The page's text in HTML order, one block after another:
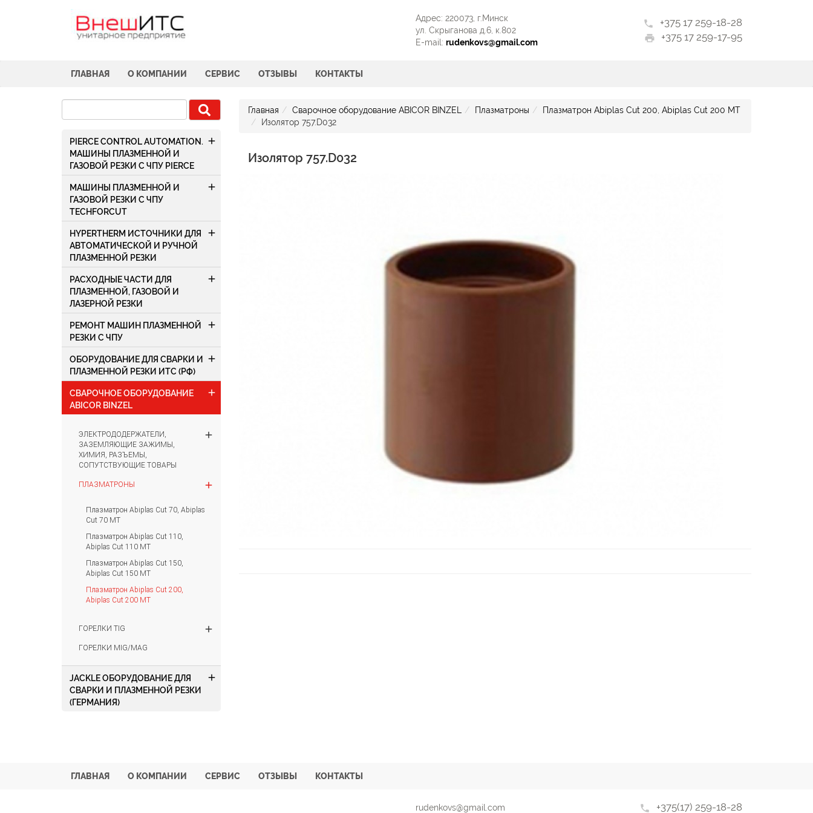
Адрес: 220073, г.Минск
ул. Скрыганова д.6, к.802
E-mail: rudenkovs@gmail.com
phone +375 17 259-18-28
print +375 17 259-17-95
ГЛАВНАЯ О КОМПАНИИ СЕРВИС ОТЗЫВЫ КОНТАКТЫ
PIERCE CONTROL AUTOMATION.
МАШИНЫ ПЛАЗМЕННОЙ И
ГАЗОВОЙ РЕЗКИ С ЧПУ PIERCE
add
МАШИНЫ ПЛАЗМЕННОЙ И
ГАЗОВОЙ РЕЗКИ С ЧПУ
TECHFORCUT
add
HYPERTHERM ИСТОЧНИКИ ДЛЯ
АВТОМАТИЧЕСКОЙ И РУЧНОЙ
ПЛАЗМЕННОЙ РЕЗКИ
add
РАСХОДНЫЕ ЧАСТИ ДЛЯ
ПЛАЗМЕННОЙ, ГАЗОВОЙ И
ЛАЗЕРНОЙ РЕЗКИ
add
РЕМОНТ МАШИН ПЛАЗМЕННОЙ
РЕЗКИ С ЧПУ
add
ОБОРУДОВАНИЕ ДЛЯ СВАРКИ И
ПЛАЗМЕННОЙ РЕЗКИ ИТС (РФ)
add
СВАРОЧНОЕ ОБОРУДОВАНИЕ
ABICOR BINZEL
add
ЭЛЕКТРОДОДЕРЖАТЕЛИ,
ЗАЗЕМЛЯЮЩИЕ ЗАЖИМЫ,
ХИМИЯ, РАЗЪЕМЫ,
СОПУТСТВУЮЩИЕ ТОВАРЫ
add
ПЛАЗМАТРОНЫ add
Плазматрон Abiplas Cut 70, Abiplas
Cut 70 MT
Плазматрон Abiplas Cut 110,
Abiplas Cut 110 MT
Плазматрон Abiplas Cut 150,
Abiplas Cut 150 MT
Плазматрон Abiplas Cut 200,
Abiplas Cut 200 MT
ГОРЕЛКИ TIG add
ГОРЕЛКИ MIG/MAG
JACKLE ОБОРУДОВАНИЕ ДЛЯ
СВАРКИ И ПЛАЗМЕННОЙ РЕЗКИ
(ГЕРМАНИЯ)
add
Главная Сварочное оборудование ABICOR BINZEL Плазматроны
Плазматрон Abiplas Cut 200, Abiplas Cut 200 MT
Изолятор 757.D032
Изолятор 757.D032
ГЛАВНАЯ О КОМПАНИИ СЕРВИС ОТЗЫВЫ КОНТАКТЫ
rudenkovs@gmail.com phone +375(17) 259-18-28